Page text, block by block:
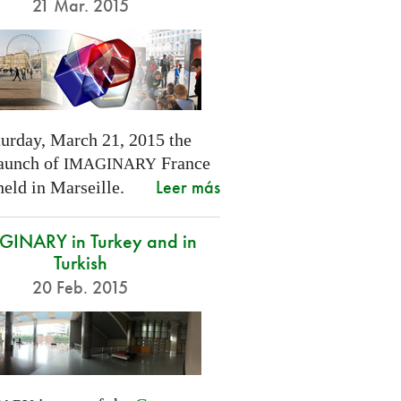
21 Mar. 2015
March 21, 2015 the
of IMAGINARYFrance
in Marseille.
Leer más
in Turkey and in
Turkish
20 Feb. 2015